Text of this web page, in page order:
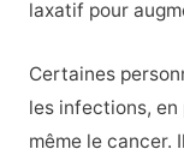
laxatif pour
Certaines
les infections,
même le cancer.